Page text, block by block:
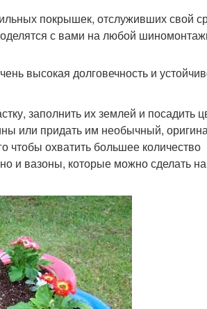
покрышек, отслуживших свой
с вами на любой
высокая долговечность и
заполнить их землей и посадить
или придать им необычный,
чтобы охватить большее количество
и вазоны, которые можно сделать